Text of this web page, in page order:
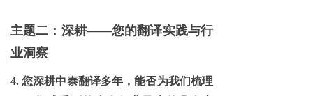
主题二：深耕——您的翻译实践与行
业洞察
4. 您深耕中泰翻译多年，能否为我们梳理